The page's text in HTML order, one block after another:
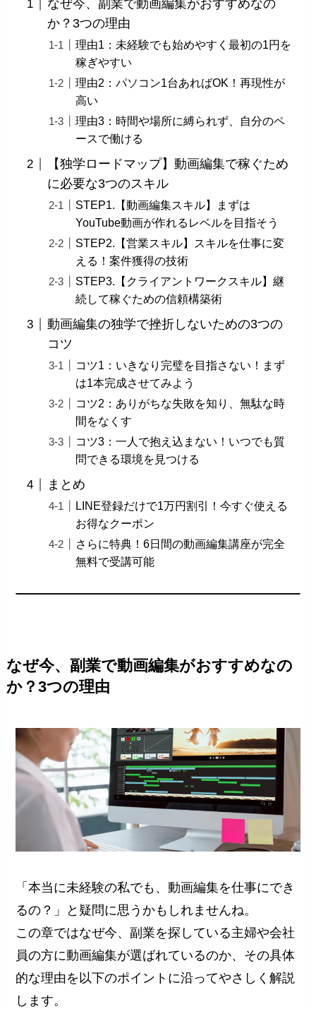
なぜ今、副業で動画編集がおすすめなの
か？3つの理由
理由1：未経験でも始めやすく最初の1円を
稼ぎやすい
理由2：パソコン1台あればOK！再現性が
高い
理由3：時間や場所に縛られず、自分のペ
ースで働ける
【独学ロードマップ】動画編集で稼ぐため
に必要な3つのスキル
STEP1.【動画編集スキル】まずは
YouTube動画が作れるレベルを目指そう
STEP2.【営業スキル】スキルを仕事に変
える！案件獲得の技術
STEP3.【クライアントワークスキル】継
続して稼ぐための信頼構築術
動画編集の独学で挫折しないための3つの
コツ
コツ1：いきなり完璧を目指さない！まず
は1本完成させてみよう
コツ2：ありがちな失敗を知り、無駄な時
間をなくす
コツ3：一人で抱え込まない！いつでも質
問できる環境を見つける
まとめ
LINE登録だけで1万円割引！今すぐ使える
お得なクーポン
さらに特典！6日間の動画編集講座が完全
無料で受講可能
なぜ今、副業で動画編集がおすすめなの
か？3つの理由
「本当に未経験の私でも、動画編集を仕事にでき
るの？」と疑問に思うかもしれませんね。
この章ではなぜ今、副業を探している主婦や会社
員の方に動画編集が選ばれているのか、その具体
的な理由を以下のポイントに沿ってやさしく解説
します。